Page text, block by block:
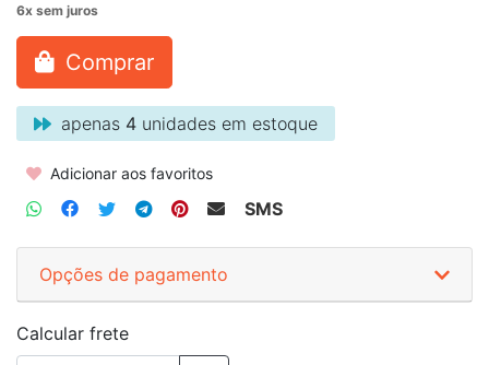
Comprar
apenas 4 unidades em estoque
Adicionar aos favoritos
SMS
Opções de pagamento
Calcular frete